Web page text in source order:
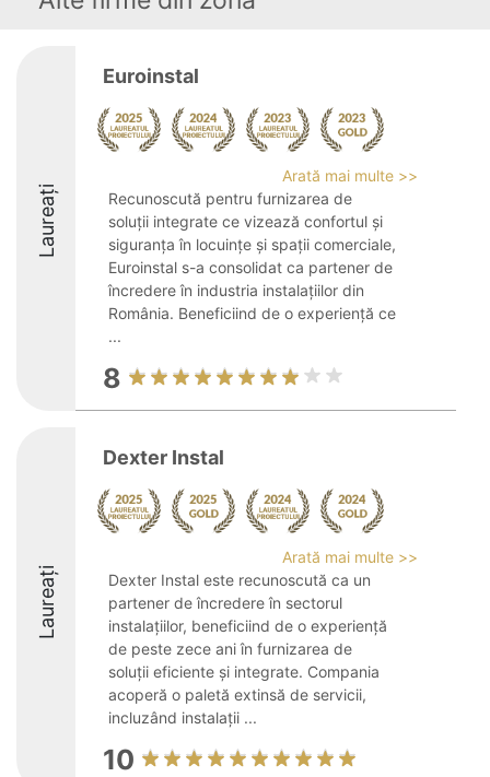
Laureați
Euroinstal
Arată mai multe >>
Recunoscută pentru furnizarea de
soluții integrate ce vizează confortul și
siguranța în locuințe și spații comerciale,
Euroinstal s-a consolidat ca partener de
încredere în industria instalațiilor din
România. Beneficiind de o experiență ce
...
8
Laureați
Dexter Instal
Arată mai multe >>
Dexter Instal este recunoscută ca un
partener de încredere în sectorul
instalațiilor, beneficiind de o experiență
de peste zece ani în furnizarea de
soluții eficiente și integrate. Compania
acoperă o paletă extinsă de servicii,
incluzând instalații ...
10